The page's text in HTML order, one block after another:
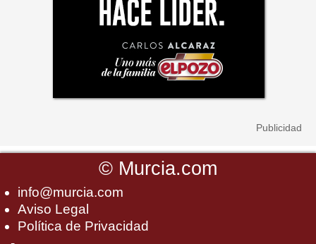
© Murcia.com
info@murcia.com
Aviso Legal
Política de Privacidad